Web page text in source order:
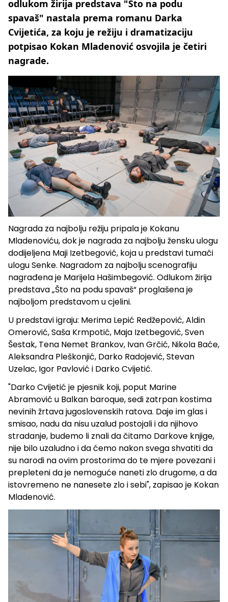
odlukom žirija predstava "Što na podu
spavaš" nastala prema romanu Darka
Cvijetića, za koju je režiju i dramatizaciju
potpisao Kokan Mladenović osvojila je četiri
nagrade.
Nagrada za najbolju režiju pripala je Kokanu
Mladenoviću, dok je nagrada za najbolju žensku ulogu
dodijeljena Maji Izetbegović, koja u predstavi tumači
ulogu Senke. Nagradom za najbolju scenografiju
nagrađena je Marijela Hašimbegović. Odlukom žirija
predstava „Što na podu spavaš“ proglašena je
najboljom predstavom u cjelini.
U predstavi igraju: Merima Lepić Redžepović, Aldin
Omerović, Saša Krmpotić, Maja Izetbegović, Sven
Šestak, Tena Nemet Brankov, Ivan Grčić, Nikola Baće,
Aleksandra Pleškonjić, Darko Radojević, Stevan
Uzelac, Igor Pavlović i Darko Cvijetić.
"Darko Cvijetić je pjesnik koji, poput Marine
Abramović u Balkan baroque, sedi zatrpan kostima
nevinih žrtava jugoslovenskih ratova. Daje im glas i
smisao, nadu da nisu uzalud postojali i da njihovo
stradanje, budemo li znali da čitamo Darkove knjige,
nije bilo uzaludno i da ćemo nakon svega shvatiti da
su narodi na ovim prostorima do te mjere povezani i
prepleteni da je nemoguće naneti zlo drugome, a da
istovremeno ne nanesete zlo i sebi", zapisao je Kokan
Mladenović.